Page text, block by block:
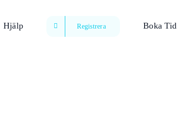
Hjälp Registrera Boka Tid